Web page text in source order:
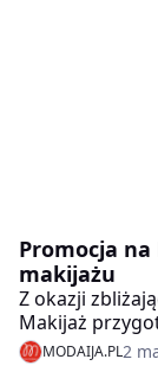
Promocja na
makijażu
Z okazji
Makijaż
Zarabiać na
MODAIJA.PL2